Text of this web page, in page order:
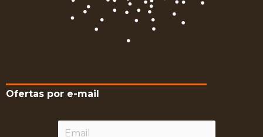
Ofertas por e-mail